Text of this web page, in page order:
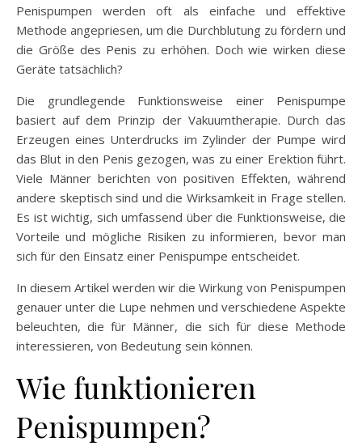
Penispumpen werden oft als einfache und effektive
Methode angepriesen, um die Durchblutung zu fördern und
die Größe des Penis zu erhöhen. Doch wie wirken diese
Geräte tatsächlich?
Die grundlegende Funktionsweise einer Penispumpe
basiert auf dem Prinzip der Vakuumtherapie. Durch das
Erzeugen eines Unterdrucks im Zylinder der Pumpe wird
das Blut in den Penis gezogen, was zu einer Erektion führt.
Viele Männer berichten von positiven Effekten, während
andere skeptisch sind und die Wirksamkeit in Frage stellen.
Es ist wichtig, sich umfassend über die Funktionsweise, die
Vorteile und mögliche Risiken zu informieren, bevor man
sich für den Einsatz einer Penispumpe entscheidet.
In diesem Artikel werden wir die Wirkung von Penispumpen
genauer unter die Lupe nehmen und verschiedene Aspekte
beleuchten, die für Männer, die sich für diese Methode
interessieren, von Bedeutung sein können.
Wie funktionieren
Penispumpen?